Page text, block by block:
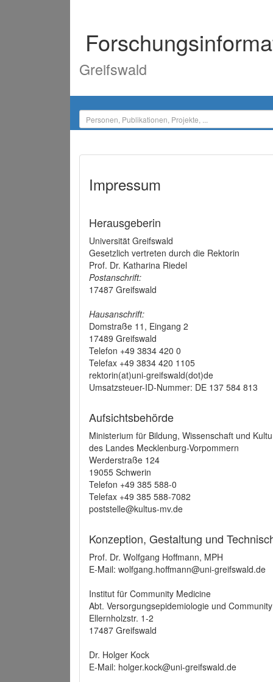
Greifswald
Impressum
Herausgeberin
Universität Greifswald
Gesetzlich vertreten durch die Rektorin
Prof. Dr. Katharina Riedel
Postanschrift:
17487 Greifswald
Hausanschrift:
Domstraße 11, Eingang 2
17489 Greifswald
Telefon +49 3834 420 0
Telefax +49 3834 420 1105
rektorin(at)uni-greifswald(dot)de
Umsatzsteuer-ID-Nummer: DE 137 584 813
Aufsichtsbehörde
Ministerium für Bildung, Wissenschaft und
des Landes Mecklenburg-Vorpommern
Werderstraße 124
19055 Schwerin
Telefon +49 385 588-0
Telefax +49 385 588-7082
poststelle@kultus-mv.de
Konzeption, Gestaltung und
Prof. Dr. Wolfgang Hoffmann, MPH
E-Mail: wolfgang.hoffmann@uni-greifswald.de
Institut für Community Medicine
Abt. Versorgungsepidemiologie und
Ellernholzstr. 1-2
17487 Greifswald
Dr. Holger Kock
E-Mail: holger.kock@uni-greifswald.de